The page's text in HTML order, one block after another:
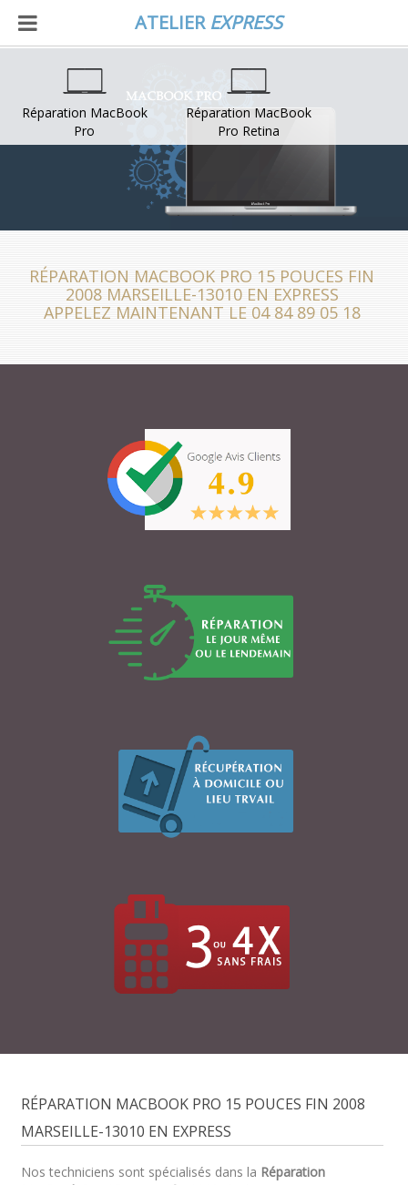
ATELIER EXPRESS
Réparation MacBook
Pro
Réparation MacBook
Pro Retina
RÉPARATION MACBOOK PRO 15 POUCES FIN
2008 MARSEILLE-13010 EN EXPRESS
APPELEZ MAINTENANT LE 04 84 89 05 18
RÉPARATION MACBOOK PRO 15 POUCES FIN 2008
MARSEILLE-13010 EN EXPRESS
Nos techniciens sont spécialisés dans la Réparation